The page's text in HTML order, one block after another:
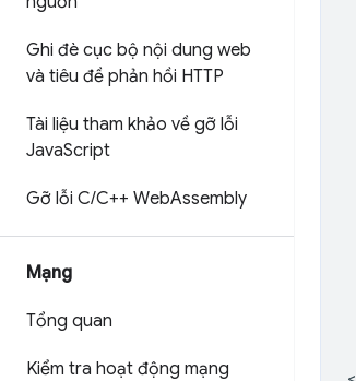
Ghi đè cục bộ nội dung web
và tiêu đề phản hồi HTTP
Tài liệu tham khảo về gỡ lỗi
JavaScript
Gỡ lỗi C/C++ WebAssembly
Mạng
Tổng quan
Kiểm tra hoạt động mạng